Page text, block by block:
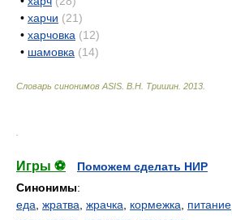
• харчи (21)
• харчовка (12)
• шамовка (14)
Словарь синонимов ASIS. В.Н. Тришин 2013
Игры ⚽
Поможем сделать НИР
Синонимы:
еда жратва жрачка кормежка питание